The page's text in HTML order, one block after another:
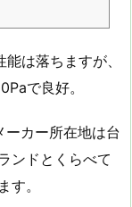
は落ちますが、
で良好。
カー所在地は台
ンドとくらべて
す。